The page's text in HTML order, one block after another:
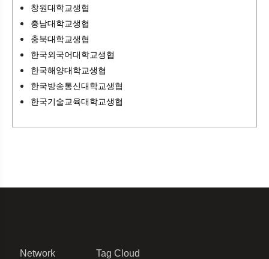
창원대학교생협
충남대학교생협
충북대학교생협
한국외국어대학교생협
한국해양대학교생협
한국방송통신대학교생협
한국기술교육대학교생협
Network Tag Cloud